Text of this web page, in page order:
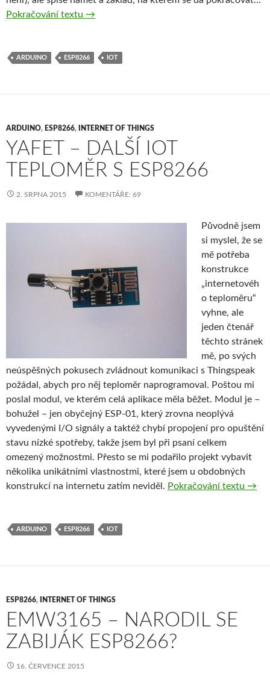
Pokračování textu ESPHYGRO – Vlhkoměr s ESP8266 a
→
ARDUINO ESP8266 IOT
ARDUINO, ESP8266, INTERNET OF THINGS
YAFET – DALŠÍ IOT
TEPLOMĚR S ESP8266
2. SRPNA 2015 KOMENTÁŘE: 69
Původně jsem
si myslel, že se
mě potřeba
konstrukce
„internetovéh
o teploměru“
vyhne, ale
jeden čtenář
těchto stránek
mě, po svých
neúspěšných pokusech zvládnout komunikaci s Thingspeak
požádal, abych pro něj teploměr naprogramoval. Poštou mi
poslal modul, ve kterém celá aplikace měla běžet. Modul je –
bohužel – jen obyčejný ESP-01, který zrovna neoplývá
vyvedenými I/O signály a taktéž chybí propojení pro opuštění
stavu nízké spotřeby, takže jsem byl při psaní celkem
omezený možnostmi. Přesto se mi podařilo projekt vybavit
několika unikátními vlastnostmi, které jsem u obdobných
konstrukcí na internetu zatím neviděl. Pokračování textu →
ARDUINO ESP8266 IOT
ESP8266, INTERNET OF THINGS
EMW3165 – NARODIL SE
ZABIJÁK ESP8266?
16. ČERVENCE 2015